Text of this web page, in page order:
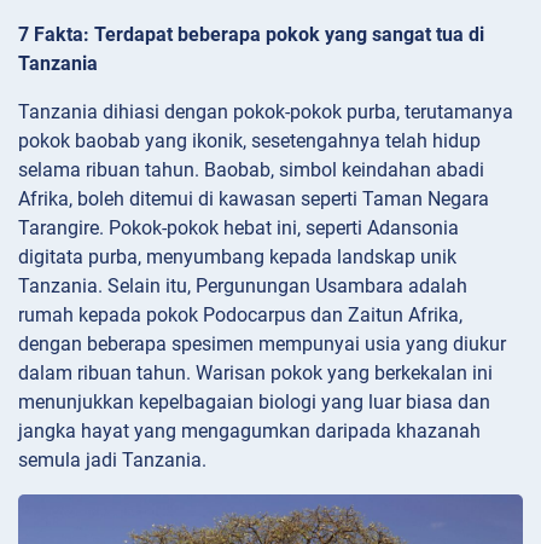
7 Fakta: Terdapat beberapa pokok yang sangat tua di
Tanzania
Tanzania dihiasi dengan pokok-pokok purba, terutamanya
pokok baobab yang ikonik, sesetengahnya telah hidup
selama ribuan tahun. Baobab, simbol keindahan abadi
Afrika, boleh ditemui di kawasan seperti Taman Negara
Tarangire. Pokok-pokok hebat ini, seperti Adansonia
digitata purba, menyumbang kepada landskap unik
Tanzania. Selain itu, Pergunungan Usambara adalah
rumah kepada pokok Podocarpus dan Zaitun Afrika,
dengan beberapa spesimen mempunyai usia yang diukur
dalam ribuan tahun. Warisan pokok yang berkekalan ini
menunjukkan kepelbagaian biologi yang luar biasa dan
jangka hayat yang mengagumkan daripada khazanah
semula jadi Tanzania.